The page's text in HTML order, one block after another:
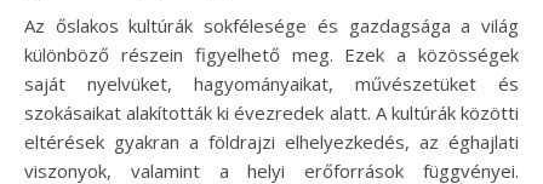
Az őslakos kultúrák sokfélesége és gazdagsága a világ
különböző részein figyelhető meg. Ezek a közösségek
saját nyelvüket, hagyományaikat, művészetüket és
szokásaikat alakították ki évezredek alatt. A kultúrák közötti
eltérések gyakran a földrajzi elhelyezkedés, az éghajlati
viszonyok, valamint a helyi erőforrások függvényei.